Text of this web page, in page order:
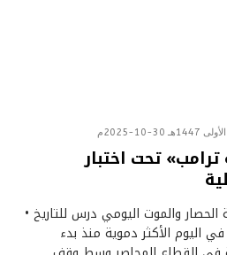
تحت اختبار
والموت اليومي درس للتاريخ •
في اليوم الأكثر دموية منذ بدء